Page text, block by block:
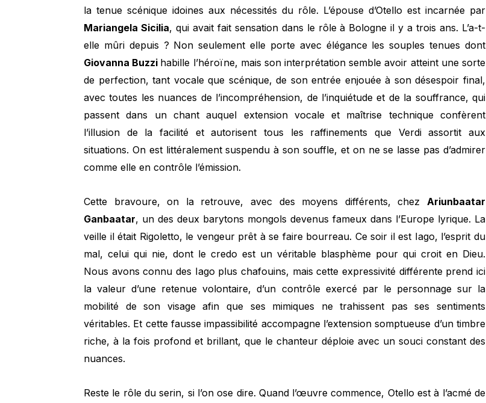
la tenue scénique idoines aux nécessités du rôle. L’épouse d’Otello est incarnée par
Mariangela Sicilia, qui avait fait sensation dans le rôle à Bologne il y a trois ans. L’a-t-
elle mûri depuis ? Non seulement elle porte avec élégance les souples tenues dont
Giovanna Buzzi habille l’héroïne, mais son interprétation semble avoir atteint une sorte
de perfection, tant vocale que scénique, de son entrée enjouée à son désespoir final,
avec toutes les nuances de l’incompréhension, de l’inquiétude et de la souffrance, qui
passent dans un chant auquel extension vocale et maîtrise technique confèrent
l’illusion de la facilité et autorisent tous les raffinements que Verdi assortit aux
situations. On est littéralement suspendu à son souffle, et on ne se lasse pas d’admirer
comme elle en contrôle l’émission.
Cette bravoure, on la retrouve, avec des moyens différents, chez Ariunbaatar
Ganbaatar, un des deux barytons mongols devenus fameux dans l’Europe lyrique. La
veille il était Rigoletto, le vengeur prêt à se faire bourreau. Ce soir il est Iago, l’esprit du
mal, celui qui nie, dont le credo est un véritable blasphème pour qui croit en Dieu.
Nous avons connu des Iago plus chafouins, mais cette expressivité différente prend ici
la valeur d’une retenue volontaire, d’un contrôle exercé par le personnage sur la
mobilité de son visage afin que ses mimiques ne trahissent pas ses sentiments
véritables. Et cette fausse impassibilité accompagne l’extension somptueuse d’un timbre
riche, à la fois profond et brillant, que le chanteur déploie avec un souci constant des
nuances.
Reste le rôle du serin, si l’on ose dire. Quand l’œuvre commence, Otello est à l’acmé de